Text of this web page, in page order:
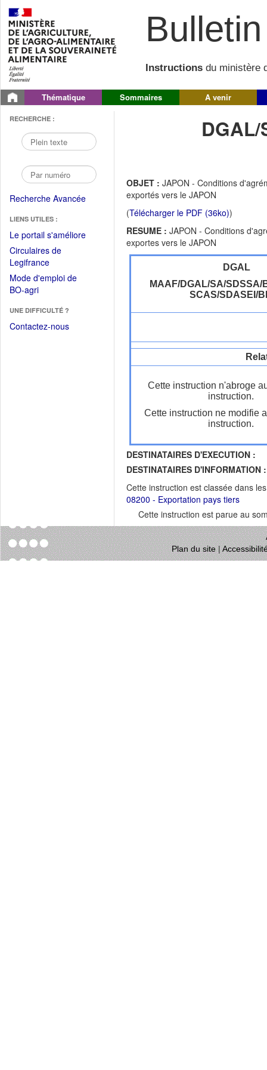
Instructions du ministère
Thématique Sommaires A venir
RECHERCHE :
Recherche Avancée
LIENS UTILES :
Le portail s'améliore(Fichier
Circulaires de
Legifrance(Ouvrir
dans
une
fenêtre)
Mode d'emploi de
BO-agri(Ouvrir
une
nouvelle
UNE DIFFICULTÉ ?
Contactez-nous
DGAL/
OBJET : JAPON - Conditions
exportés vers le JAPON
(Télécharger le PDF (36ko))
RESUME : JAPON - Conditions
exportes vers le JAPON
DGAL
MAAF/DGAL/SA/SDSSA/
SCAS/SDASEI/
Cette instruction n'abroge
instruction.
Cette instruction ne modifie
instruction.
DESTINATAIRES D'EXECUTION :
DESTINATAIRES D'INFORMATION :
Cette instruction est classée dans
08200 - Exportation pays tiers
Cette instruction est parue au
Plan du site|